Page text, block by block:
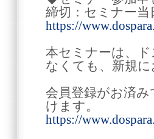
締切：セミナー当
https://
本セミナーは、
なくても、新規
会員登録がお済
けます。
https://